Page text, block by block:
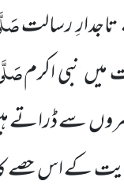
رسالت
میںنبی اکرم
سےڈراتے
کے اس حصے